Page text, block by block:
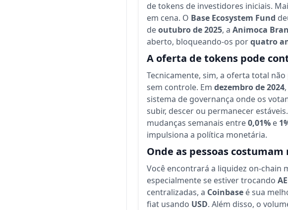
de tokens de investidores iniciais.
em cena. O Base Ecosystem Fund
deoutubro de 2025, a Animoca
aberto, bloqueando-os porquatro
A oferta de tokens pode
Tecnicamente, sim, a oferta total
sem controle. Em dezembro de 2024
sistema de governança onde os
subir, descer ou permanecer
mudanças semanais entre0,01% e
impulsiona a política monetária.
Onde as pessoas costumam
Você encontrará a liquidez on-chain
especialmente se estiver trocando
centralizadas, a Coinbase é sua
fiat usando USD. Além disso, o